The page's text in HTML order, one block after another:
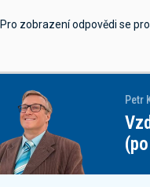
Pro zobrazení odpovědi se
Petr Kuš
(po